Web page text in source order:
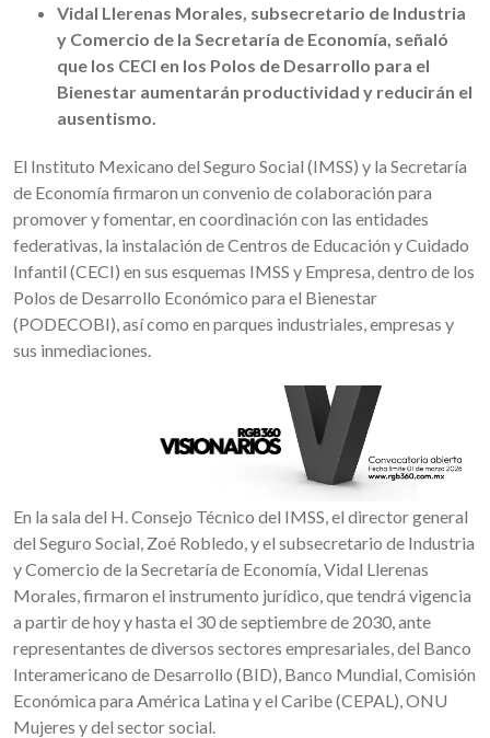
Vidal Llerenas Morales, subsecretario de Industria
y Comercio de la Secretaría de Economía, señaló
que los CECI en los Polos de Desarrollo para el
Bienestar aumentarán productividad y reducirán el
ausentismo.
El Instituto Mexicano del Seguro Social (IMSS) y la Secretaría
de Economía firmaron un convenio de colaboración para
promover y fomentar, en coordinación con las entidades
federativas, la instalación de Centros de Educación y Cuidado
Infantil (CECI) en sus esquemas IMSS y Empresa, dentro de los
Polos de Desarrollo Económico para el Bienestar
(PODECOBI), así como en parques industriales, empresas y
sus inmediaciones.
En la sala del H. Consejo Técnico del IMSS, el director general
del Seguro Social, Zoé Robledo, y el subsecretario de Industria
y Comercio de la Secretaría de Economía, Vidal Llerenas
Morales, firmaron el instrumento jurídico, que tendrá vigencia
a partir de hoy y hasta el 30 de septiembre de 2030, ante
representantes de diversos sectores empresariales, del Banco
Interamericano de Desarrollo (BID), Banco Mundial, Comisión
Económica para América Latina y el Caribe (CEPAL), ONU
Mujeres y del sector social.